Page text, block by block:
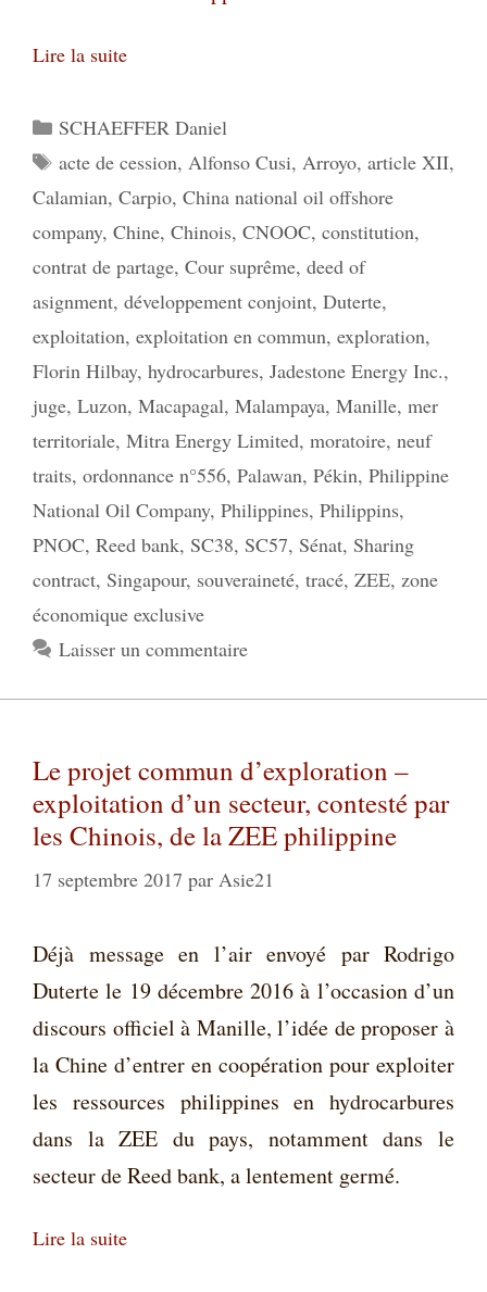
Lire la suite
Catégories
SCHAEFFER Daniel
Étiquettes
acte de cession, Alfonso Cusi, Arroyo, article XII,
Calamian, Carpio, China national oil offshore
company, Chine, Chinois, CNOOC, constitution,
contrat de partage, Cour suprême, deed of
asignment, développement conjoint, Duterte,
exploitation, exploitation en commun, exploration,
Florin Hilbay, hydrocarbures, Jadestone Energy Inc.,
juge, Luzon, Macapagal, Malampaya, Manille, mer
territoriale, Mitra Energy Limited, moratoire, neuf
traits, ordonnance n°556, Palawan, Pékin, Philippine
National Oil Company, Philippines, Philippins,
PNOC, Reed bank, SC38, SC57, Sénat, Sharing
contract, Singapour, souveraineté, tracé, ZEE, zone
économique exclusive
Laisser un commentaire
Le projet commun d’exploration –
exploitation d’un secteur, contesté par
les Chinois, de la ZEE philippine
17 septembre 2017 par Asie21
Déjà message en l’air envoyé par Rodrigo
Duterte le 19 décembre 2016 à l’occasion d’un
discours officiel à Manille, l’idée de proposer à
la Chine d’entrer en coopération pour exploiter
les ressources philippines en hydrocarbures
dans la ZEE du pays, notamment dans le
secteur de Reed bank, a lentement germé.
Lire la suite